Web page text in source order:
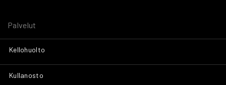
Palvelut
Kellohuolto
Kullanosto